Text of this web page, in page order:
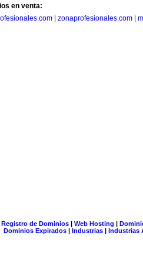
en venta:
zonaprofesionales.com
Registro de Dominios| Web Hosting |
Dominios Expirados | Industrias | Industrias